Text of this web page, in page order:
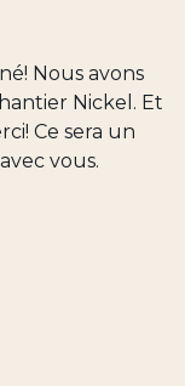
Nous avons
Nickel. Et
Ce sera un
vous.